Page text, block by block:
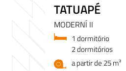
TATUAPÉ
MODERNÍ II
1 dormitório
2 dormitórios
a partir de 25 m²